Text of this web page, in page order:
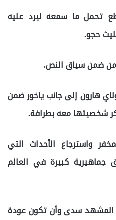
تحمل ما سمعه ليرد عليه
حجو.
من ضمن سياق النص.
هارون إلى جانب ياخور ضمن
شخصيتها معه بطرافة.
واسترجاع الأحداث التي
كبيرة في العالم
المشهد سدى وأن تكون عودة